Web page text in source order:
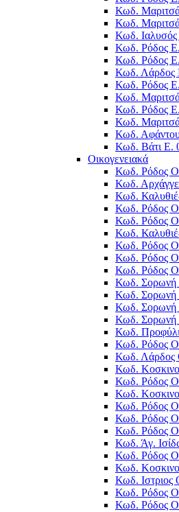
Κωδ.
Κωδ.
Κωδ. Ιαλυσός
Κωδ. Ρόδος
Κωδ. Ρόδος
Κωδ. Λάρδος
Κωδ. Ρόδος
Κωδ.
Κωδ. Ρόδος
Κωδ.
Κωδ.
Κωδ. Βάτι Ε.
Οικογενειακά
Κωδ. Ρόδος
Κωδ.
Κωδ.
Κωδ. Ρόδος
Κωδ. Ρόδος
Κωδ.
Κωδ. Ρόδος
Κωδ. Ρόδος
Κωδ. Ρόδος
Κωδ. Σορωνή
Κωδ. Σορωνή
Κωδ. Σορωνή
Κωδ. Σορωνή
Κωδ.
Κωδ. Ρόδος
Κωδ. Λάρδος
Κωδ.
Κωδ. Ρόδος
Κωδ.
Κωδ. Ρόδος
Κωδ. Ρόδος
Κωδ. Ρόδος
Κωδ. Άγ.
Κωδ. Ρόδος
Κωδ.
Κωδ. Ιστριος
Κωδ. Ρόδος
Κωδ. Ρόδος